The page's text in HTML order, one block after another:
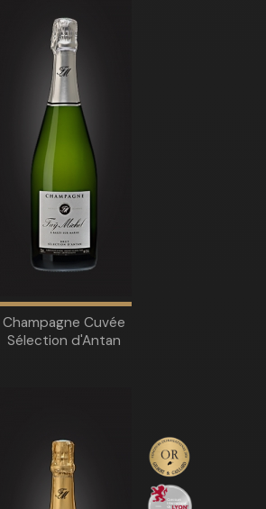
Champagne Cuvée
Sélection d'Antan